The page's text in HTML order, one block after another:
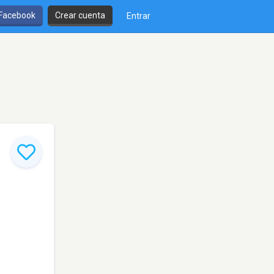
Crear cuenta Entrar